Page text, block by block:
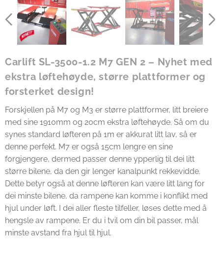
Carlift SL-3500-1.2 M7 GEN 2 – Nyhet med
ekstra løftehøyde, større plattformer og
forsterket design!
Forskjellen på M7 og M3 er større plattformer, litt breiere
med sine 1910mm og 20cm ekstra løftehøyde. Så om du
synes standard løfteren på 1m er akkurat litt lav, så er
denne perfekt. M7 er også 15cm lengre en sine
forgjengere, dermed passer denne ypperlig til dei litt
større bilene, da den gir lenger kanalpunkt rekkevidde.
Dette betyr også at denne løfteren kan være litt lang for
dei minste bilene, da rampene kan komme i konflikt med
hjul under løft. I dei aller fleste tilfeller, løses dette med å
hengsle av rampene. Er du i tvil om din bil passer, mål
minste avstand fra hjul til hjul.